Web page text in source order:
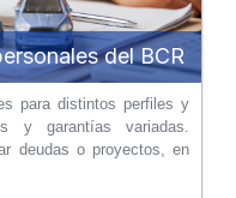
del BCR
para distintos perfiles y
y garantías variadas.
deudas o proyectos, en